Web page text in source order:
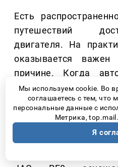
Есть
путешествий
двигателя. На
оказывается
причине. Когда
загружен
приходится
спокойно
подъемы и
темп движения на
Мы используем cookie. Во
соглашаетесь с тем,
персональные данные с
Метрика,
Я